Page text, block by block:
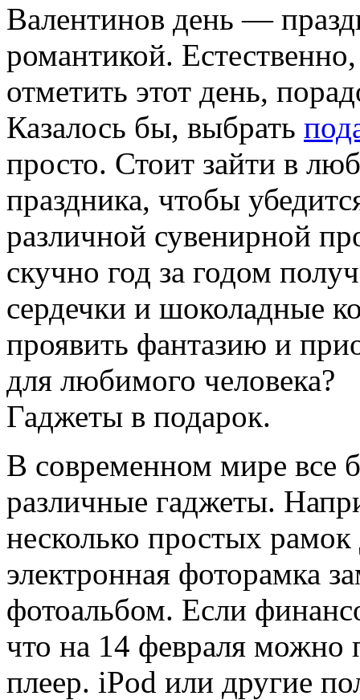
Валентинов день —
романтикой.
отметить этот день,
Казалось бы, выбрать
просто. Стоит зайти в
праздника, чтобы
различной сувенирной
скучно год за годом
сердечки и шоколадные
проявить фантазию и
для любимого человека?
Гаджеты в подарок.
В современном мире все
различные гаджеты.
несколько простых
электронная фоторамка
фотоальбом. Если
что на 14 февраля можно
плеер. iPod или другие